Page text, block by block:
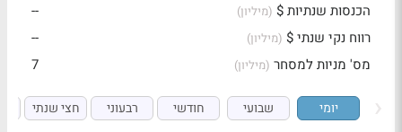
הכנסות שנתיות $ (מיליון)
--
רווח נקי שנתי $ (מיליון)
--
מס' מניות למסחר (מיליון) 7
יומי שבועי חודשי רבעוני חצי שנתי